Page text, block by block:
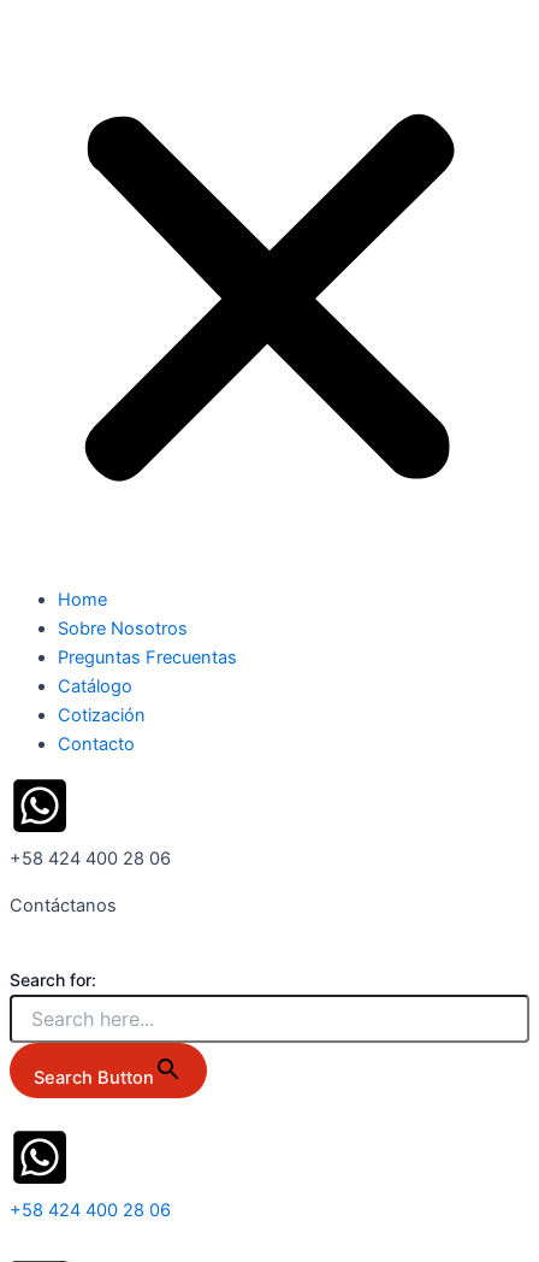
Home
Sobre Nosotros
Preguntas Frecuentas
Catálogo
Cotización
Contacto
+58 424 400 28 06
Contáctanos
Search for:
Search Button
+58 424 400 28 06